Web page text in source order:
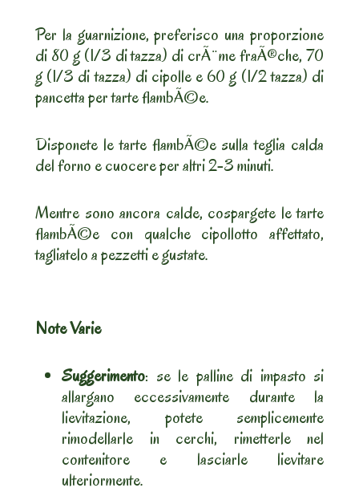
Per la guarnizione, preferisco una proporzione
di 80 g (1/3 di tazza) di crÃ¨me fraÃ®che, 70
g (1/3 di tazza) di cipolle e 60 g (1/2 tazza) di
pancetta per tarte flambÃ©e.
Disponete le tarte flambÃ©e sulla teglia calda
del forno e cuocere per altri 2-3 minuti.
Mentre sono ancora calde, cospargete le tarte
flambÃ©e con qualche cipollotto affettato,
tagliatelo a pezzetti e gustate.
Note Varie
Suggerimento: se le palline di impasto si
allargano eccessivamente durante la
lievitazione, potete semplicemente
rimodellarle in cerchi, rimetterle nel
contenitore e lasciarle lievitare
ulteriormente.